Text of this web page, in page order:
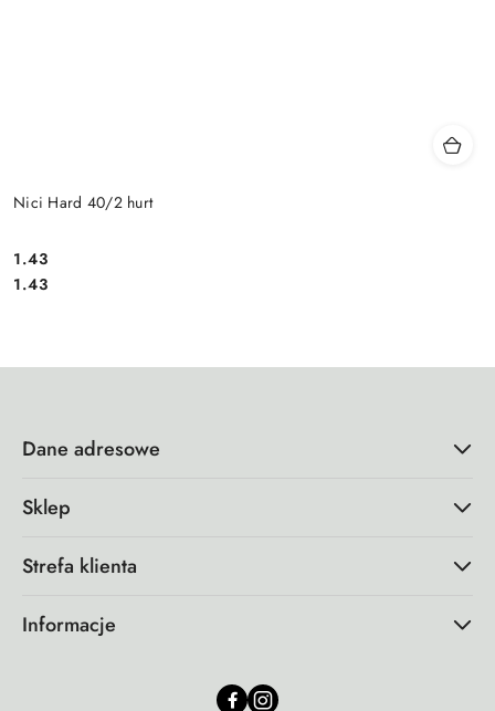
Nici Hard 40/2 hurt
Cena:
1.43
Cena:
1.43
Dane adresowe
Sklep
Strefa klienta
Informacje